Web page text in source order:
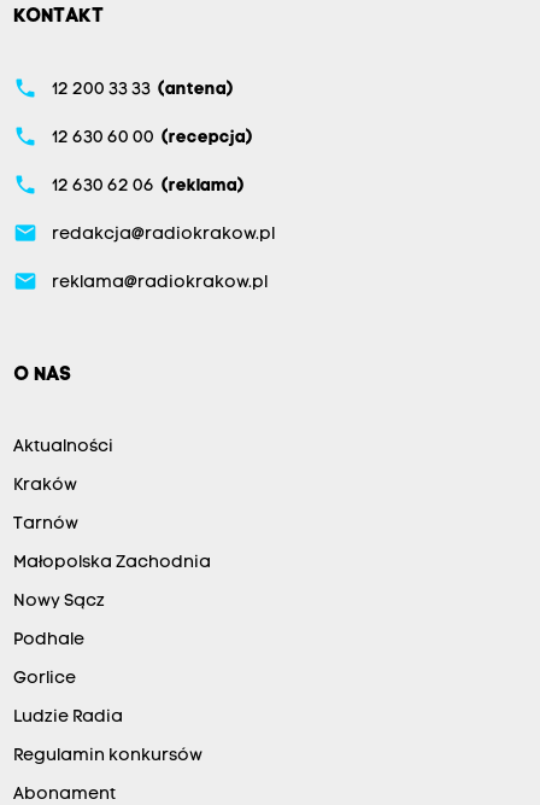
KONTAKT
phone 12 200 33 33 (antena)
phone 12 630 60 00 (recepcja)
phone 12 630 62 06 (reklama)
email redakcja@radiokrakow.pl
email reklama@radiokrakow.pl
O NAS
Aktualności
Kraków
Tarnów
Małopolska Zachodnia
Nowy Sącz
Podhale
Gorlice
Ludzie Radia
Regulamin konkursów
Abonament